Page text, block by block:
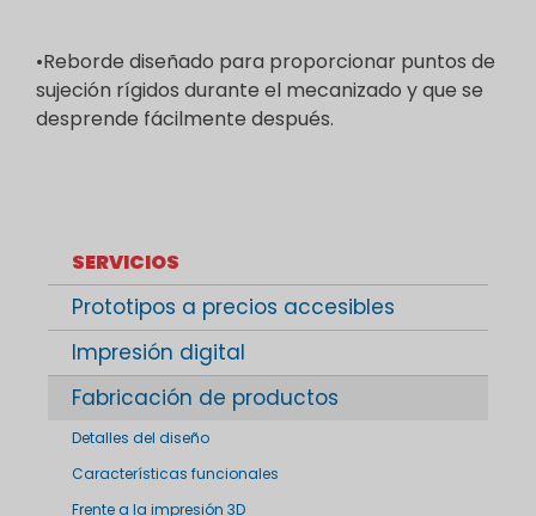
•Reborde diseñado para proporcionar puntos de
sujeción rígidos durante el mecanizado y que se
desprende fácilmente después.
SERVICIOS
Prototipos a precios accesibles
Impresión digital
Fabricación de productos
Detalles del diseño
Características funcionales
Frente a la impresión 3D